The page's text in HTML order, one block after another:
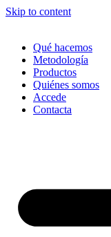
Skip to content
Qué hacemos
Metodología
Productos
Quiénes somos
Accede
Contacta